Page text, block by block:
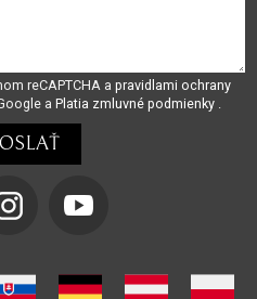
reCAPTCHA a pravidlami ochrany
a Platia zmluvné podmienky .